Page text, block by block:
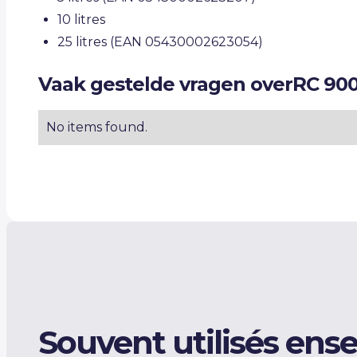
10 litres
25 litres (EAN 05430002623054)
Vaak gestelde vragen overRC
No items found.
Souvent utilisés